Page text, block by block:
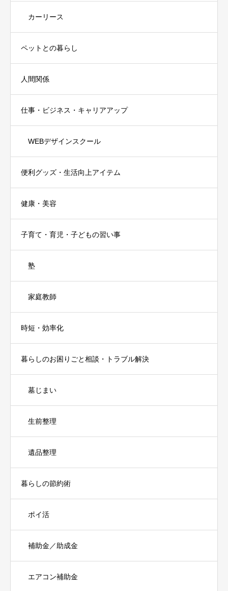
カーリース
ペットとの暮らし
人間関係
仕事・ビジネス・キャリアアップ
WEBデザインスクール
便利グッズ・生活向上アイテム
健康・美容
子育て・育児・子どもの習い事
塾
家庭教師
時短・効率化
暮らしのお困りごと相談・トラブル解決
墓じまい
生前整理
遺品整理
暮らしの節約術
ポイ活
補助金／助成金
エアコン補助金